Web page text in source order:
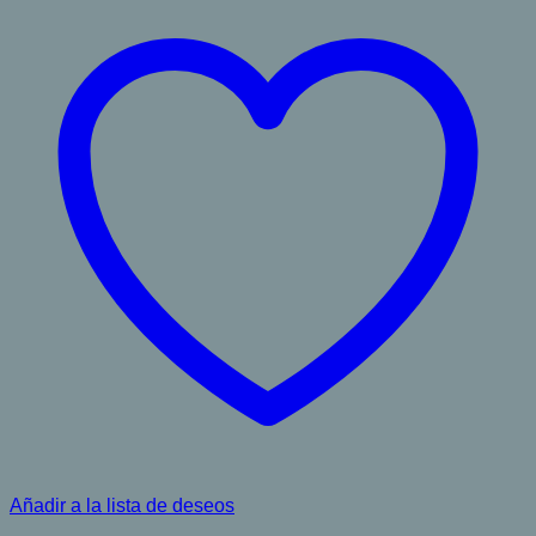
Añadir a la lista de deseos